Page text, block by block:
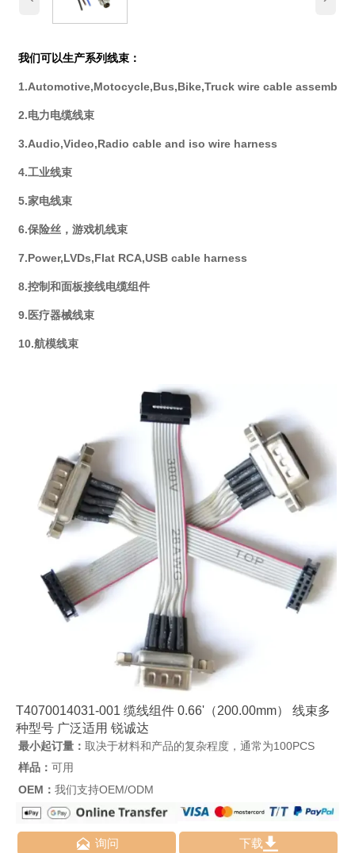
我们可以生产系列线束：
1.Automotive,Motocycle,Bus,Bike,Truck wire cable assembly
2.电力电缆线束
3.Audio,Video,Radio cable and iso wire harness
4.工业线束
5.家电线束
6.保险丝，游戏机线束
7.Power,LVDs,Flat RCA,USB cable harness
8.控制和面板接线电缆组件
9.医疗器械线束
10.航模线束
T4070014031-001 缆线组件 0.66'（200.00mm） 线束多
种型号 广泛适用 锐诚达
最小起订量： 取决于材料和产品的复杂程度，通常为100PCS
样品： 可用
OEM： 我们支持OEM/ODM
 询问 下载